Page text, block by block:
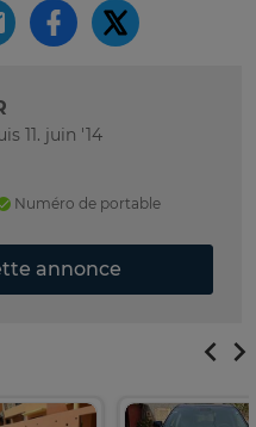
11. juin '14
Numéro de portable
annonce